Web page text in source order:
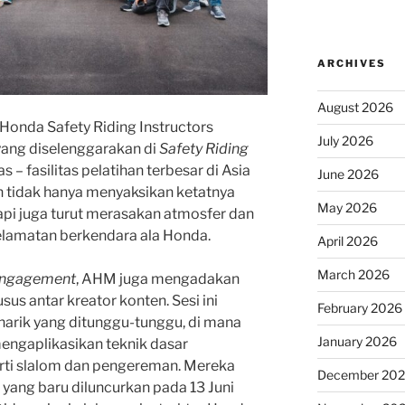
Safety Riding Instructors
diselenggarakan di Safety Riding
– fasilitas pelatihan terbesar di Asia
hanya menyaksikan ketatnya
juga turut merasakan atmosfer dan
berkendara ala Honda.
, AHM juga mengadakan
antar kreator konten. Sesi ini
yang ditunggu-tunggu, di mana
teknik dasar
slalom dan pengereman. Mereka
baru diluncurkan pada 13 Juni
ARCHIVES
August 2026
July 2026
June 2026
May 2026
April 2026
March 2026
February 2026
January 2026
December